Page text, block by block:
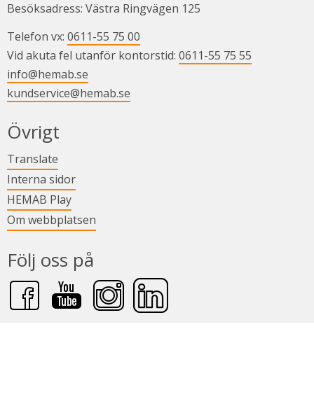
Besöksadress: Västra Ringvägen 125
Telefon vx: 0611-55 75 00
Vid akuta fel utanför kontorstid: 0611-55 75 55
info@hemab.se
kundservice@hemab.se
Övrigt
Translate
Interna sidorLänk till annan webbplats.
HEMAB PlayLänk till annan webbplats.
Om webbplatsen
Följ oss på